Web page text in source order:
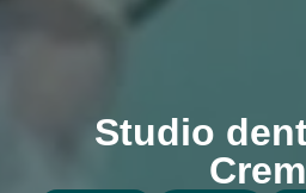
Studio